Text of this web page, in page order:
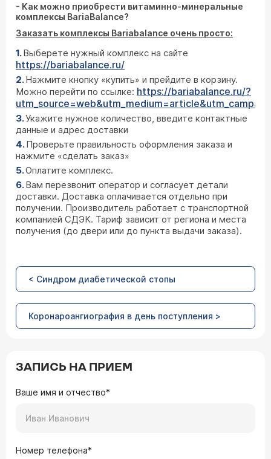
- Как можно приобрести витаминно-минеральные
комплексы BariaBalance?
Заказать комплексы Bariabalance очень просто:
Выберете нужный комплекс на сайте
https://bariabalance.ru/
Нажмите кнопку «купить» и прейдите в корзину.
Можно перейти по ссылке: https://bariabalance.ru/?
Укажите нужное количество, введите контактные
данные и адрес доставки
Проверьте правильность оформления заказа и
нажмите «сделать заказ»
Оплатите комплекс.
Вам перезвонит оператор и согласует детали
доставки. Доставка оплачивается отдельно при
получении. Производитель работает с транспортной
компанией СДЭК. Тариф зависит от региона и места
получения (до двери или до пункта выдачи заказа).
< Синдром диабетической стопы
Коронароангиография в день поступления >
ЗАПИСЬ НА ПРИЕМ
Ваше имя и отчество*
Номер телефона*